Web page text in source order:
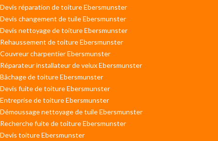
Devis réparation de toiture Ebersmunster
Devis changement de tuile Ebersmunster
Devis nettoyage de toiture Ebersmunster
Rehaussement de toiture Ebersmunster
Couvreur charpentier Ebersmunster
Réparateur installateur de velux Ebersmunster
Bâchage de toiture Ebersmunster
Devis fuite de toiture Ebersmunster
Entreprise de toiture Ebersmunster
Démoussage nettoyage de tuile Ebersmunster
Recherche fuite de toiture Ebersmunster
Devis toiture Ebersmunster